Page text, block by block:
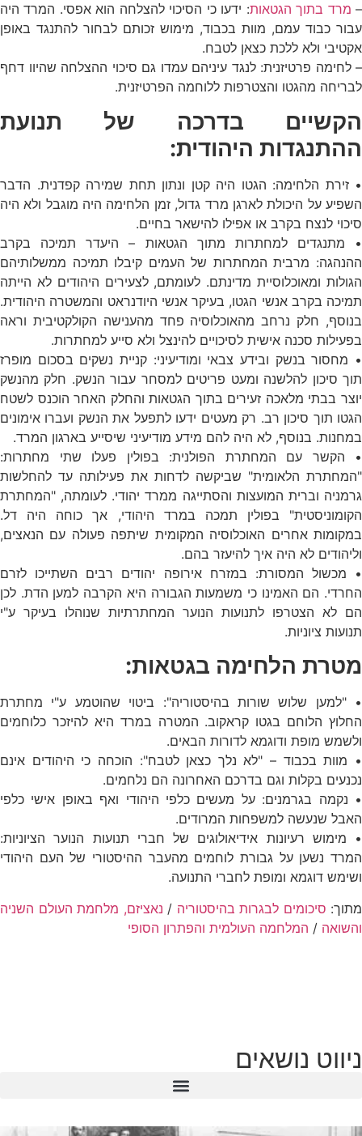
– מרד בתוך הגטאות: ידעו כי הסיכוי להצלחה הוא אפסי. המרד היה
עבור כבוד עמם, מוות בכבוד, מימוש זכותם לבחור להתנגד באופן
אקטיבי ולא ללכת כצאן לטבח.
– לחימה פרטיזנית: לנגד עיניהם עמדו גם סיכוי ההצלחה שהיוו דחף
לבריחה מהגטו והצטרפות ללוחמה הפרטיזנית.
הקשיים בדרכה של תנועת
ההתנגדות היהודית:
• זירת הלחימה: הגטו היה קטן ונתון תחת שמירה קפדנית. הדבר
השפיע על היכולת לארגן מרד גדול, זמן הלחימה היה מוגבל ולא היה
סיכוי לנצח בקרב או אפילו להישאר בחיים.
• מתנגדים למחתרות מתוך הגטאות – היעדר תמיכה בקרב
ההנהגה: מרבית המחתרות של העמים קיבלו תמיכה ממשלותיהם
הגולות ומאוכלוסיית מדינתם. לעומתם, לצעירים היהודים לא הייתה
תמיכה בקרב אנשי הגטו, בעיקר אנשי היודנראט והמשטרה היהודית.
בנוסף, חלק נרחב מהאוכלוסיה פחד מהענישה הקולקטיבית וראה
בפעילות סכנה אישית לסיכויים להינצל ולא סייע למחתרות.
• מחסור בנשק ובידע צבאי ומודיעיני: קניית נשקים בסכום מופרז
תוך סיכון להלשנה ומעט פריטים למסחר עבור הנשק. חלק מהנשק
יוצר בבתי מלאכה זעירים בתוך הגטאות והחלק האחר הוכנס לשטח
הגטו תוך סיכון רב. רק מעטים ידעו לתפעל את הנשק ועברו אימונים
במחנות. בנוסף, לא היה להם מידע מודיעיני שיסייע בארגון המרד.
• הקשר עם המחתרת הפולנית: בפולין פעלו שתי מחתרות:
"המחתרת הלאומית" שביקשה לדחות את פעילותה עד להחלשות
גרמניה וברית המועצות והסתייגה ממרד יהודי. לעומתה, "המחתרת
הקומוניסטית" בפולין תמכה במרד היהודי, אך כוחה היה דל.
במקומות אחרים האוכלוסיה המקומית שיתפה פעולה עם הנאצים,
וליהודים לא היה איך להיעזר בהם.
• מכשול המסורת: במזרח אירופה יהודים רבים השתייכו לזרם
החרדי. הם האמינו כי משמעות הגבורה היא הקרבה למען הדת. לכן
הם לא הצטרפו לתנועות הנוער המחתרתיות שנוהלו בעיקר ע"י
תנועות ציוניות.
מטרת הלחימה בגטאות:
• "למען שלוש שורות בהיסטוריה": ביטוי שהוטמע ע"י מחתרת
החלוץ הלוחם בגטו קראקוב. המטרה במרד היא להיזכר כלוחמים
ולשמש מופת ודוגמא לדורות הבאים.
• מוות בכבוד – "לא נלך כצאן לטבח": הוכחה כי היהודים אינם
נכנעים בקלות וגם בדרכם האחרונה הם נלחמים.
• נקמה בגרמנים: על מעשים כלפי היהודי ואף באופן אישי כלפי
האבל שנעשה למשפחות המרודים.
• מימוש רעיונות אידיאולוגים של חברי תנועות הנוער הציוניות:
המרד נשען על גבורת לוחמים מהעבר ההיסטורי של העם היהודי
ושימש דוגמא ומופת לחברי התנועה.
מתוך: סיכומים לבגרות בהיסטוריה / נאציזם, מלחמת העולם השניה
והשואה / המלחמה העולמית והפתרון הסופי
ניווט נושאים